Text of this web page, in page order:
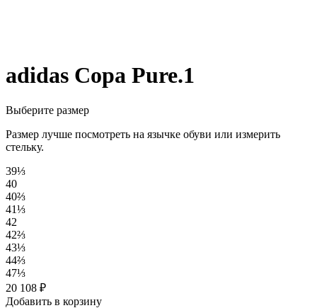
adidas Copa Pure.1
Выберите размер
Размер лучше посмотреть на язычке обуви или измерить
стельку.
39⅓
40
40⅔
41⅓
42
42⅔
43⅓
44⅔
47⅓
20 108 ₽
Добавить в корзину